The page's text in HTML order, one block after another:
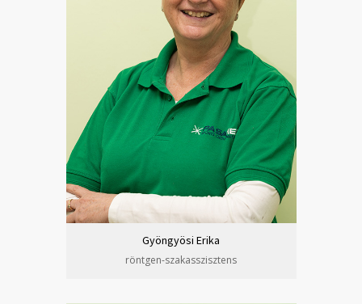
Gyöngyösi Erika
röntgen-szakasszisztens